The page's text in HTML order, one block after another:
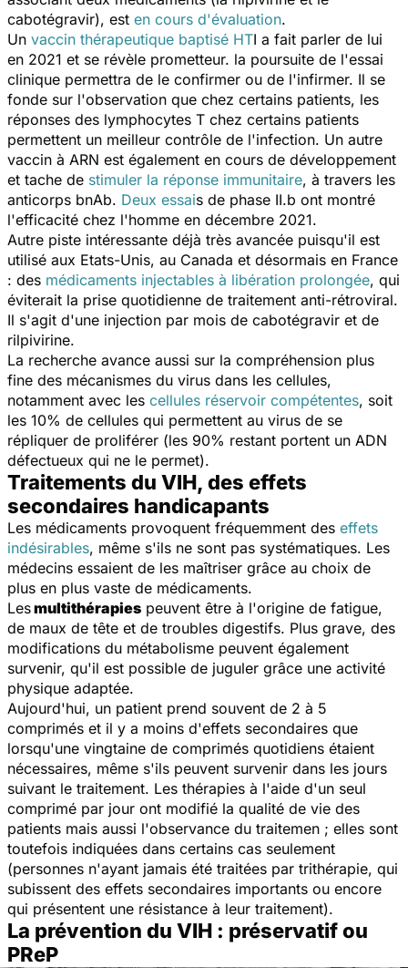
cabotégravir), est en cours d'évaluation.
Un vaccin thérapeutique baptisé HTI a fait parler de lui
en 2021 et se révèle prometteur. la poursuite de l'essai
clinique permettra de le confirmer ou de l'infirmer. Il se
fonde sur l'observation que chez certains patients, les
réponses des lymphocytes T chez certains patients
permettent un meilleur contrôle de l'infection. Un autre
vaccin à ARN est également en cours de développement
et tache de stimuler la réponse immunitaire, à travers les
anticorps bnAb. Deux essais de phase II.b ont montré
l'efficacité chez l'homme en décembre 2021.
Autre piste intéressante déjà très avancée puisqu'il est
utilisé aux Etats-Unis, au Canada et désormais en France
: des médicaments injectables à libération prolongée, qui
éviterait la prise quotidienne de traitement anti-rétroviral.
Il s'agit d'une injection par mois de cabotégravir et de
rilpivirine.
La recherche avance aussi sur la compréhension plus
fine des mécanismes du virus dans les cellules,
notamment avec les cellules réservoir compétentes, soit
les 10% de cellules qui permettent au virus de se
répliquer de proliférer (les 90% restant portent un ADN
défectueux qui ne le permet).
Traitements du VIH, des effets
secondaires handicapants
Les médicaments provoquent fréquemment des effets
indésirables, même s'ils ne sont pas systématiques. Les
médecins essaient de les maîtriser grâce au choix de
plus en plus vaste de médicaments.
Lesmultithérapies peuvent être à l'origine de fatigue,
de maux de tête et de troubles digestifs. Plus grave, des
modifications du métabolisme peuvent également
survenir, qu'il est possible de juguler grâce une activité
physique adaptée.
Aujourd'hui, un patient prend souvent de 2 à 5
comprimés et il y a moins d'effets secondaires que
lorsqu'une vingtaine de comprimés quotidiens étaient
nécessaires, même s'ils peuvent survenir dans les jours
suivant le traitement. Les thérapies à l'aide d'un seul
comprimé par jour ont modifié la qualité de vie des
patients mais aussi l'observance du traitemen ; elles sont
toutefois indiquées dans certains cas seulement
(personnes n'ayant jamais été traitées par trithérapie, qui
subissent des effets secondaires importants ou encore
qui présentent une résistance à leur traitement).
La prévention du VIH : préservatif ou
PReP